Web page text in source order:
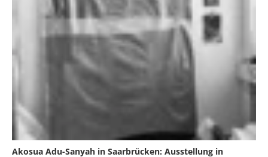
Akosua Adu-Sanyah in Saarbrücken: Ausstellung in